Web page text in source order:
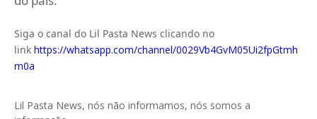
Siga o canal do Lil Pasta News clicando no
link https://whatsapp.com/channel/0029Vb4GvM05Ui2fpGtmh
m0a
Lil Pasta News, nós não informamos, nós somos a